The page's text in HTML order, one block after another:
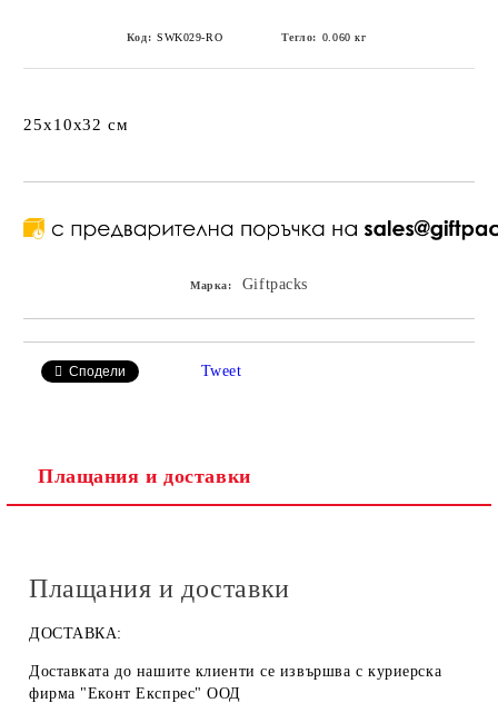
Код: SWK029-RO Тегло: 0.060 кг
25x10x32 см
Марка: Giftpacks
Сподели Tweet
Плащания и доставки
Плащания и доставки
ДОСТАВКА:
Доставката до нашите клиенти се извършва с куриерска
фирма "Еконт Експрес" ООД